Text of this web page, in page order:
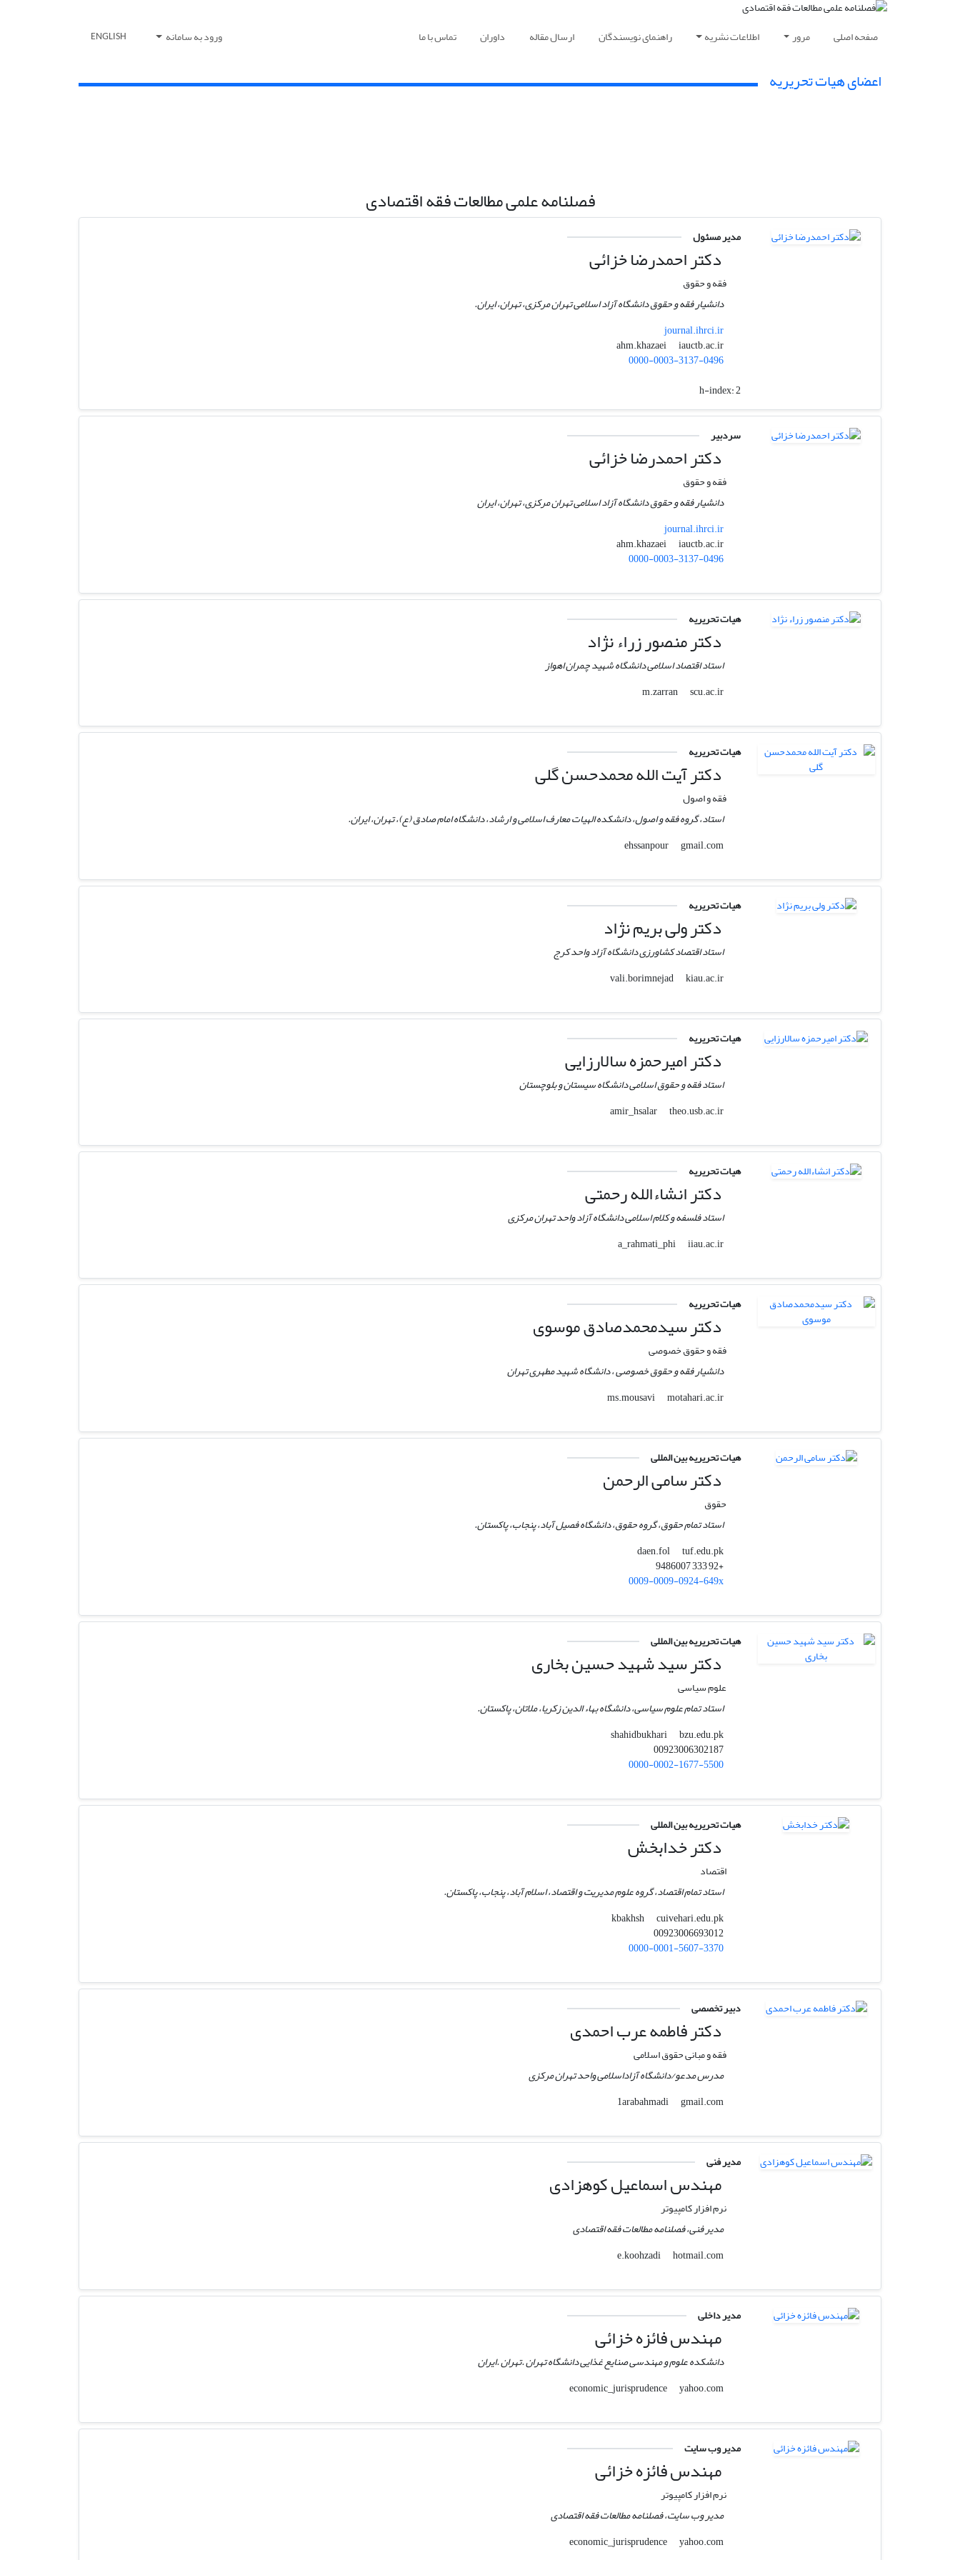
صفحه اصلی مرور اطلاعات نشریه راهنمای نویسندگان ارسال مقاله داوران تماس با ما ورود به سامانه ENGLISH
اعضای هیات تحریریه
فصلنامه علمی مطالعات فقه اقتصادی
مدیر مسئول
دکتر احمدرضا خزائی
فقه و حقوق
دانشیار فقه و حقوق دانشگاه آزاد اسلامی تهران مرکزی، تهران، ایران.
journal.ihrci.ir
iauctb.ac.ir
0000-0003-3137-0496
h-index:2
سردبیر
دکتر احمدرضا خزائی
فقه و حقوق
دانشیار فقه و حقوق دانشگاه آزاد اسلامی تهران مرکزی، تهران، ایران
journal.ihrci.ir
iauctb.ac.ir
0000-0003-3137-0496
هیات تحریریه
دکتر منصور زراء نژاد
استاد اقتصاد اسلامی دانشگاه شهید چمران اهواز
scu.ac.ir
هیات تحریریه
دکتر آیت الله محمدحسن گلی
فقه و اصول
استاد، گروه فقه و اصول، دانشکده الهیات معارف اسلامی و ارشاد، دانشگاه امام صادق (ع)، تهران، ایران.
gmail.com
هیات تحریریه
دکتر ولی بریم نژاد
استاد اقتصاد کشاورزی دانشگاه آزاد واحد کرج
kiau.ac.ir
هیات تحریریه
دکتر امیرحمزه سالارزایی
استاد فقه و حقوق اسلامی دانشگاه سیستان و بلوچستان
theo.usb.ac.ir
هیات تحریریه
دکتر انشاءالله رحمتی
استاد فلسفه و کلام اسلامی دانشگاه آزاد واحد تهران مرکزی
iiau.ac.ir
هیات تحریریه
دکتر سیدمحمدصادق موسوی
فقه و حقوق خصوصی
دانشیار فقه و حقوق خصوصی ، دانشگاه شهید مطهری تهران
motahari.ac.ir
هیات تحریریه بین المللی
دکتر سامی الرحمن
حقوق
استاد تمام حقوق، گروه حقوق، دانشگاه فصیل آباد، پنجاب، پاکستان.
tuf.edu.pk
+92 333 9486007
0009-0009-0924-649x
هیات تحریریه بین المللی
دکتر سید شهید حسین بخاری
علوم سیاسی
استاد تمام علوم سیاسی، دانشگاه بهاء الدین زکریا، ملاتان، پاکستان.
bzu.edu.pk
0000-0002-1677-5500
هیات تحریریه بین المللی
دکتر خدابخش
اقتصاد
استاد تمام اقتصاد، گروه علوم مدیریت و اقتصاد، اسلام آباد، پنجاب، پاکستان.
cuivehari.edu.pk
0000-0001-5607-3370
دبیر تخصصی
دکتر فاطمه عرب احمدی
فقه و مبانی حقوق اسلامی
مدرس مدعو/دانشگاه آزاداسلامی واحد تهران مرکزی
gmail.com
مدیر فنی
مهندس اسماعیل کوهزادی
نرم افزار کامپیوتر
مدیر فنی، فصلنامه مطالعات فقه اقتصادی
hotmail.com
مدیر داخلی
مهندس فائزه خزائی
دانشکده علوم و مهندسی صنایع غذایی دانشگاه تهران .تهران .ایران
yahoo.com
مدیر وب سایت
مهندس فائزه خزائی
نرم افزار کامپیوتر
مدیر وب سایت، فصلنامه مطالعات فقه اقتصادی
yahoo.com